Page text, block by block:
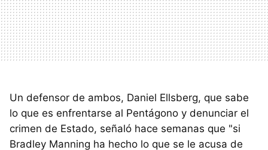
Un defensor de ambos, Daniel Ellsberg, que sabe
lo que es enfrentarse al Pentágono y denunciar el
crimen de Estado, señaló hace semanas que "si
Bradley Manning ha hecho lo que se le acusa de